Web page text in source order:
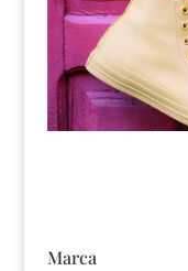
Marca